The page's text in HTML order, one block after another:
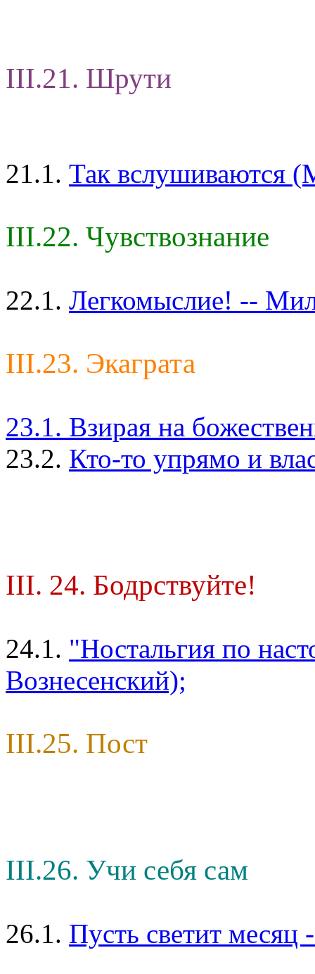
III.21. Шрути
21.1. Так вслушиваются
III.22. Чувствознание
22.1. Легкомыслие! --
III.23. Экаграта
23.1. Взирая на
23.2. Кто-то упрямо и
III. 24. Бодрствуйте!
24.1. "Ностальгия по
Вознесенский);
III.25. Пост
III.26. Учи себя сам
26.1. Пусть светит